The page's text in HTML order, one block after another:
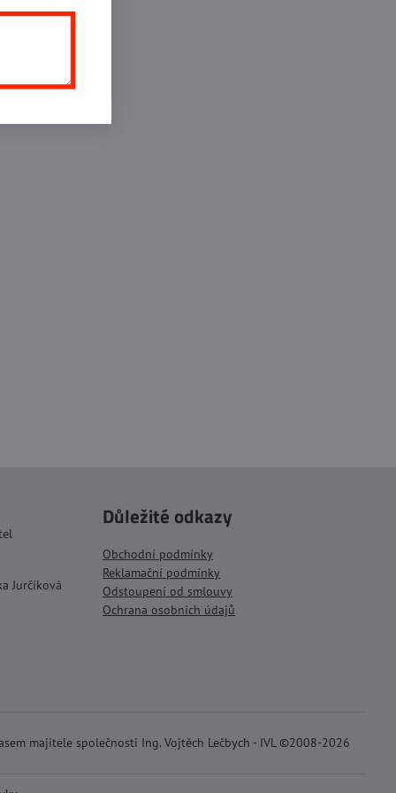
Jurčíková
Důležité odkazy
Obchodní podmínky
Reklamační podmínky
Odstoupení od smlouvy
Ochrana osobních údajů
majitele společnosti Ing. Vojtěch Lečbych - IVL ©2008-2026